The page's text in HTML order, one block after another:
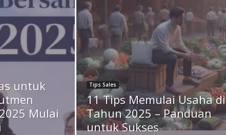
untuk
Mulai
Tips Sales
11 Tips Memulai Usaha di
Tahun 2025 – Panduan
untuk Sukses